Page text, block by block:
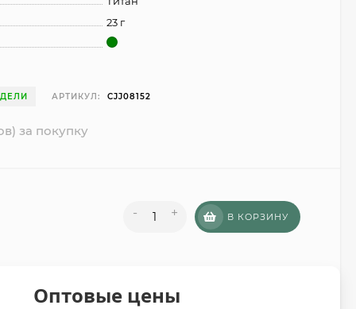
23 г
АРТИКУЛ: CJJ08152
за покупку
- + В КОРЗИНУ
Оптовые цены